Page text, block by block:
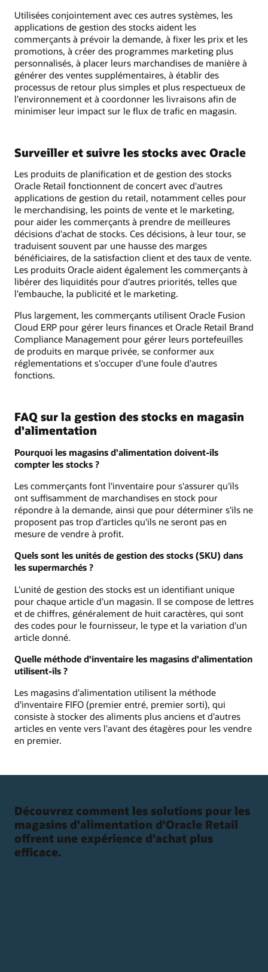
Utilisées conjointement avec ces autres systèmes, les
applications de gestion des stocks aident les
commerçants à prévoir la demande, à fixer les prix et les
promotions, à créer des programmes marketing plus
personnalisés, à placer leurs marchandises de manière à
générer des ventes supplémentaires, à établir des
processus de retour plus simples et plus respectueux de
l'environnement et à coordonner les livraisons afin de
minimiser leur impact sur le flux de trafic en magasin.
Surveiller et suivre les stocks avec Oracle
Les produits de planification et de gestion des stocks
Oracle Retail fonctionnent de concert avec d'autres
applications de gestion du retail, notamment celles pour
le merchandising, les points de vente et le marketing,
pour aider les commerçants à prendre de meilleures
décisions d'achat de stocks. Ces décisions, à leur tour, se
traduisent souvent par une hausse des marges
bénéficiaires, de la satisfaction client et des taux de vente.
Les produits Oracle aident également les commerçants à
libérer des liquidités pour d'autres priorités, telles que
l'embauche, la publicité et le marketing.
Plus largement, les commerçants utilisent Oracle Fusion
Cloud ERP pour gérer leurs finances et Oracle Retail Brand
Compliance Management pour gérer leurs portefeuilles
de produits en marque privée, se conformer aux
réglementations et s'occuper d'une foule d'autres
fonctions.
FAQ sur la gestion des stocks en magasin
d'alimentation
Pourquoi les magasins d'alimentation doivent-ils
compter les stocks ?
Les commerçants font l'inventaire pour s'assurer qu'ils
ont suffisamment de marchandises en stock pour
répondre à la demande, ainsi que pour déterminer s'ils ne
proposent pas trop d'articles qu'ils ne seront pas en
mesure de vendre à profit.
Quels sont les unités de gestion des stocks (SKU) dans
les supermarchés ?
L'unité de gestion des stocks est un identifiant unique
pour chaque article d'un magasin. Il se compose de lettres
et de chiffres, généralement de huit caractères, qui sont
des codes pour le fournisseur, le type et la variation d'un
article donné.
Quelle méthode d'inventaire les magasins d'alimentation
utilisent-ils ?
Les magasins d'alimentation utilisent la méthode
d'inventaire FIFO (premier entré, premier sorti), qui
consiste à stocker des aliments plus anciens et d'autres
articles en vente vers l'avant des étagères pour les vendre
en premier.
Découvrez comment les solutions pour les
magasins d'alimentation d'Oracle Retail
offrent une expérience d'achat plus
efficace.